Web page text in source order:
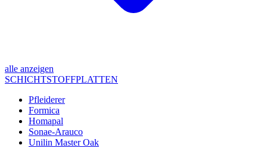
alle anzeigen
SCHICHTSTOFFPLATTEN
Pfleiderer
Formica
Homapal
Sonae-Arauco
Unilin Master Oak